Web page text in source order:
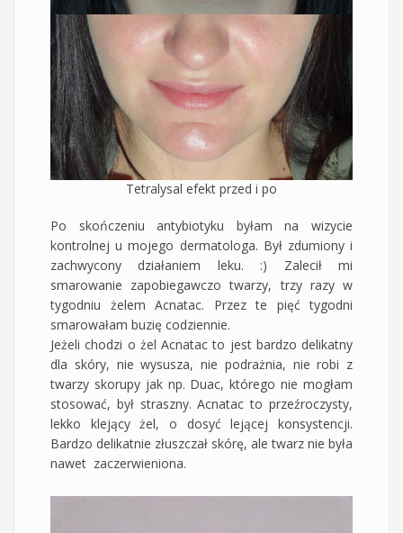
Tetralysal efekt przed i po
Po skończeniu antybiotyku byłam na wizycie
kontrolnej u mojego dermatologa. Był zdumiony i
zachwycony działaniem leku. :) Zalecił mi
smarowanie zapobiegawczo twarzy, trzy razy w
tygodniu żelem Acnatac. Przez te pięć tygodni
smarowałam buzię codziennie.
Jeżeli chodzi o żel Acnatac to jest bardzo delikatny
dla skóry, nie wysusza, nie podrażnia, nie robi z
twarzy skorupy jak np. Duac, którego nie mogłam
stosować, był straszny. Acnatac to przeźroczysty,
lekko klejący żel, o dosyć lejącej konsystencji.
Bardzo delikatnie złuszczał skórę, ale twarz nie była
nawet zaczerwieniona.